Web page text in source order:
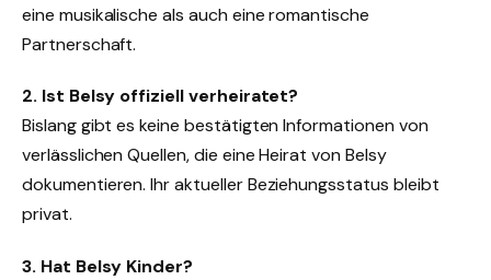
eine musikalische als auch eine romantische
Partnerschaft.
2. Ist Belsy offiziell verheiratet?
Bislang gibt es keine bestätigten Informationen von
verlässlichen Quellen, die eine Heirat von Belsy
dokumentieren. Ihr aktueller Beziehungsstatus bleibt
privat.
3. Hat Belsy Kinder?